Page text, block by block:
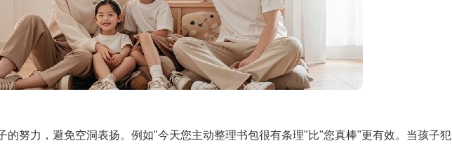
的努力，避免空洞表扬。例如"今天您主动整理书包很有条理"比"您真棒"更有效。当孩子犯